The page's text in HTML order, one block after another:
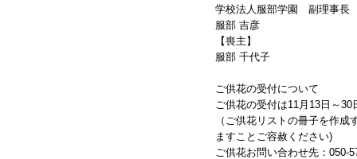
学校法人服部学園 副理事長
服部 吉彦
【喪主】
服部 千代子
ご供花の受付について
ご供花の受付は11月13日～
（ご供花リストの冊子を作
ますことご容赦ください)
ご供花お問い合わせ先：050-